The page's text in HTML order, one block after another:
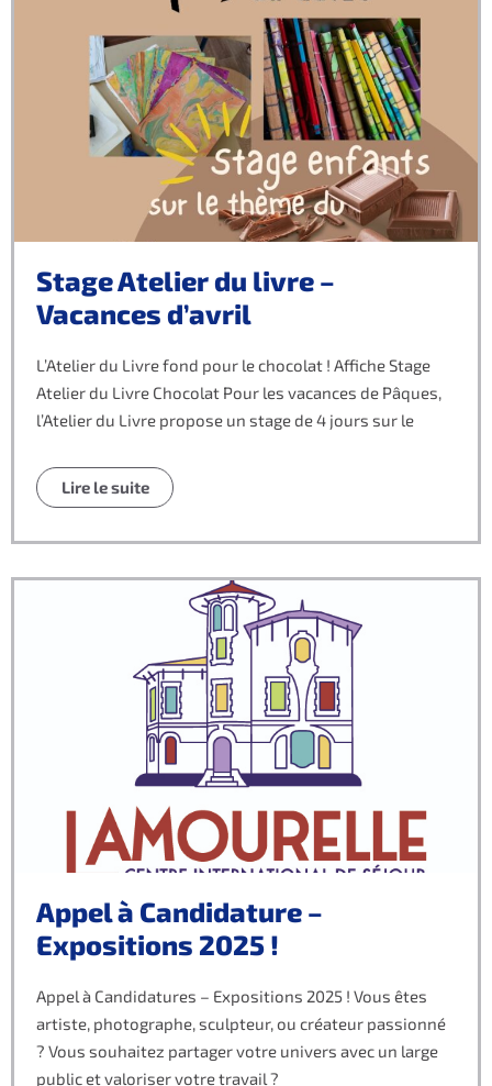
Stage Atelier du livre –
Vacances d’avril
L’Atelier du Livre fond pour le chocolat ! Affiche Stage
Atelier du Livre Chocolat Pour les vacances de Pâques,
l’Atelier du Livre propose un stage de 4 jours sur le
Lire le suite
Appel à Candidature –
Expositions 2025 !
Appel à Candidatures – Expositions 2025 ! Vous êtes
artiste, photographe, sculpteur, ou créateur passionné
? Vous souhaitez partager votre univers avec un large
public et valoriser votre travail ?